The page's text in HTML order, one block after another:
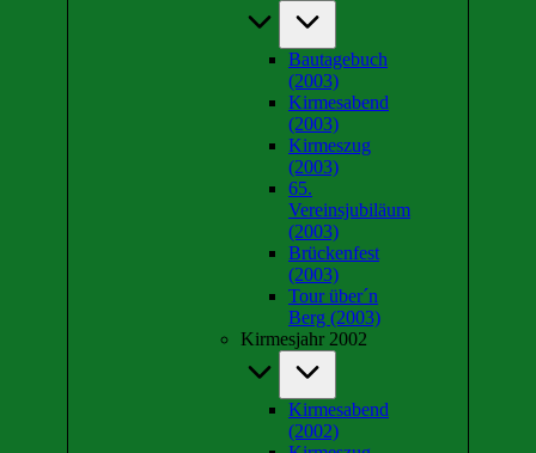
Bautagebuch
(2003)
Kirmesabend
(2003)
Kirmeszug
(2003)
65.
Vereinsjubiläum
(2003)
Brückenfest
(2003)
Tour über´n
Berg (2003)
Kirmesjahr 2002
Kirmesabend
(2002)